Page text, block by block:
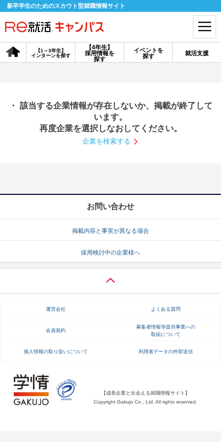
新卒学生のためのスカウト型就職情報サイト
【4年生】
採用情報を
探す
【1～3年生】
インターンを探す
イベントを
探す
就活支援
会員登録 ログイン
探す
【4年生】
説明会を探す
就活ノウハウ・サポート
就活ノウハウが満載！ お役立ち記事・相談室など
就活ニュースペーパー よくある質問
不明点があればこちら
・ 該当する企業情報が存在しないか、掲載が終了して
います。
再度企業を選択しなおしてください。
企業を検索する
お問い合わせ
掲載内容と事実が異なる場合
採用検討中の企業様へ
運営会社 よくある質問
会員規約
募集者情報等提供事業への
取組について
個人情報の取り扱いについて 利用者データの外部送信
【成長企業と出会える就職情報サイト】
Copyright Gakujo Co., Ltd. All rights reserved.